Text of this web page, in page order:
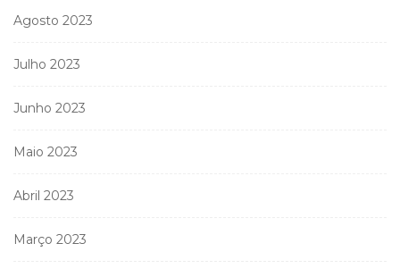
Agosto 2023
Julho 2023
Junho 2023
Maio 2023
Abril 2023
Março 2023